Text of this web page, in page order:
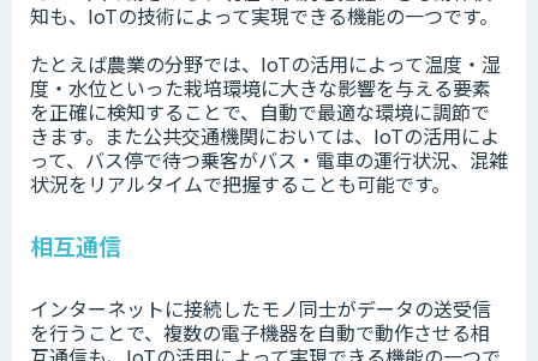
知も、IoTの技術によって実現できる機能の一つです。
たとえば農業の分野では、IoTの活用によって温度・湿
度・水位といった栽培環境に大きな影響を与える要素
を正確に検知することで、自動で最適な環境に調節で
きます。また公共交通機関においては、IoTの活用によ
って、バス停で待つ乗客がバス・電車の運行状況、混雑
状況をリアルタイムで把握することも可能です。
相互通信
インターネットに接続したモノ同士がデータの送受信
を行うことで、複数の電子機器を自動で動作させる相